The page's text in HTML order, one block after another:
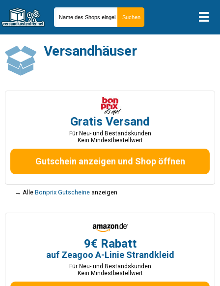
Versandhäuser
Gratis Versand
Für Neu- und Bestandskunden
Kein Mindestbestellwert
Gutschein anzeigen und Shop öffnen
→ Alle Bonprix Gutscheine anzeigen
9€ Rabatt
auf Zeagoo A-Linie Strandkleid
Für Neu- und Bestandskunden
Kein Mindestbestellwert